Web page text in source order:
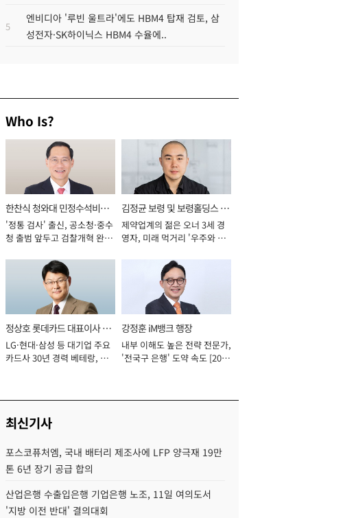
5
엔비디아 '루빈 울트라'에도 HBM4 탑재 검토, 삼
성전자·SK하이닉스 HBM4 수율에..
Who Is?
한찬식 청와대 민정수석비서
관
'정통 검사' 출신, 공소청·중수
청 출범 앞두고 검찰개혁 완수
김정균 보령 및 보령홀딩스 대
표이사 사장
제약업계의 젊은 오너 3세 경
영자, 미래 먹거리 '우주와 헬
정상호 롯데카드 대표이사 사
장
LG·현대·삼성 등 대기업 주요
카드사 30년 경력 베테랑, 신
강정훈 iM뱅크 행장
내부 이해도 높은 전략 전문가,
'전국구 은행' 도약 속도 [2026
최신기사
포스코퓨처엠, 국내 배터리 제조사에 LFP 양극재 19만
톤 6년 장기 공급 합의
산업은행 수출입은행 기업은행 노조, 11일 여의도서
'지방 이전 반대' 결의대회